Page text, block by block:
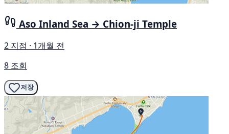
Aso Inland Sea → Chion-ji Temple
2 지점 · 1개월 전
8 조회
저장